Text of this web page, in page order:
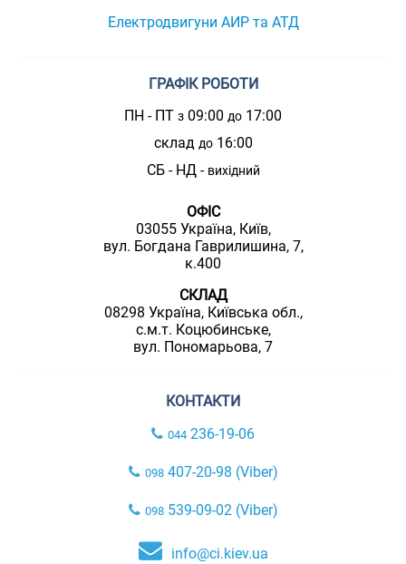
Електродвигуни АИР та АТД
ГРАФІК РОБОТИ
ПН - ПТ з 09:00 до 17:00
склад до16:00
СБ - НД - вихідний
ОФІС
03055 Україна, Київ,
вул. Богдана Гаврилишина, 7,
к.400
СКЛАД
08298 Україна, Київська обл.,
с.м.т. Коцюбинське,
вул. Пономарьова, 7
КОНТАКТИ
044 236-19-06
098407-20-98 (Viber)
098539-09-02 (Viber)
info@ci.kiev.ua